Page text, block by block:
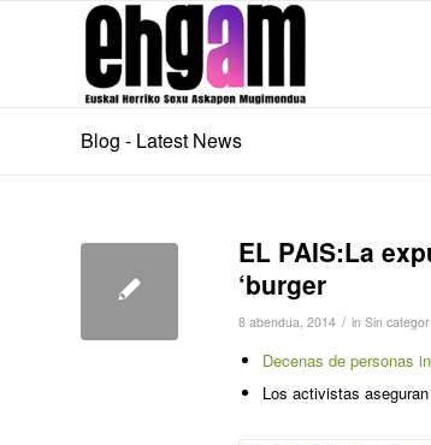
Blog - Latest News
EL PAIS:La
‘burger
8 abendua, 2014 / in Sin
Decenas de personas
Los activistas